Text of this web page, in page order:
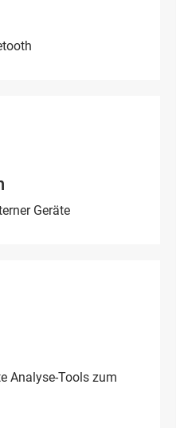
Geräte
Analyse-Tools zum